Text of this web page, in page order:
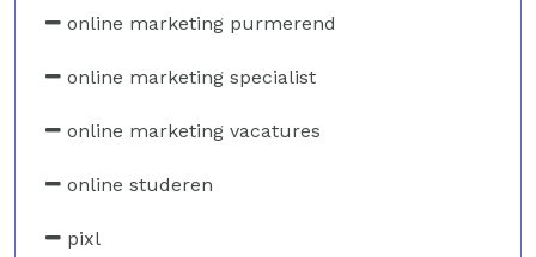
online marketing purmerend
online marketing specialist
online marketing vacatures
online studeren
pixl